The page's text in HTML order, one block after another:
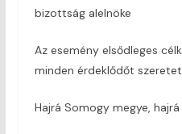
bizottság alelnöke
Az esemény elsődleges
minden érdeklődőt
Hajrá Somogy megye, hajrá